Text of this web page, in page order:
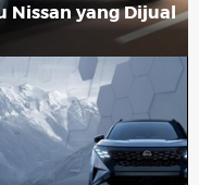
Nissan yang Dijual